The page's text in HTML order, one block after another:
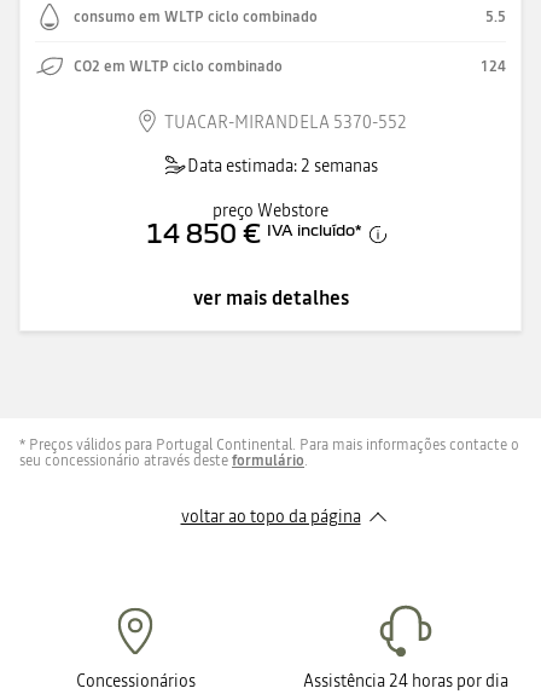
consumo em WLTP ciclo combinado 5.5
CO2 em WLTP ciclo combinado 124
TUACAR-MIRANDELA 5370-552
Data estimada: 2 semanas
preço Webstore
14 850 € IVA incluído*
ver mais detalhes
* Preços válidos para Portugal Continental. Para mais informações contacte o
seu concessionário através desteformulário.
voltar ao topo da página
Concessionários Assistência 24 horas por dia